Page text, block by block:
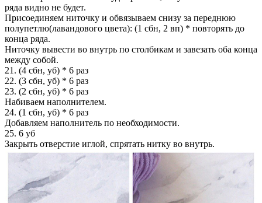
ряда видно не будет.
Присоединяем ниточку и обвязываем снизу за переднюю
полупетлю(лавандового цвета): (1 сбн, 2 вп) * повторять до
конца ряда.
Ниточку вывести во внутрь по столбикам и завезать оба конца
между собой.
21. (4 сбн, уб) * 6 раз
22. (3 сбн, уб) * 6 раз
23. (2 сбн, уб) * 6 раз
Набиваем наполнителем.
24. (1 сбн, уб) * 6 раз
Добавляем наполнитель по необходимости.
25. 6 уб
Закрыть отверстие иглой, спрятать нитку во внутрь.